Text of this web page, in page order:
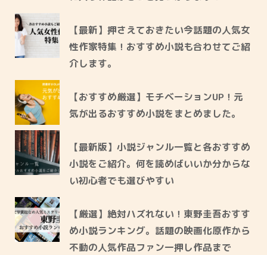
【最新】押さえておきたい今話題の人気女
性作家特集！おすすめ小説も合わせてご紹
介します。
【おすすめ厳選】モチベーションUP！元
気が出るおすすめ小説をまとめました。
【最新版】小説ジャンル一覧と各おすすめ
小説をご紹介。何を読めばいいか分からな
い初心者でも選びやすい
【厳選】絶対ハズれない！東野圭吾おすす
め小説ランキング。話題の映画化原作から
不動の人気作品ファン一押し作品まで